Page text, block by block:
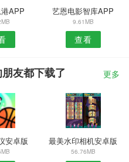
APP 艺恩电影智库APP
9.61MB
查看
友都下载了 更多
安卓版 最美水印相机安卓版
56.76MB